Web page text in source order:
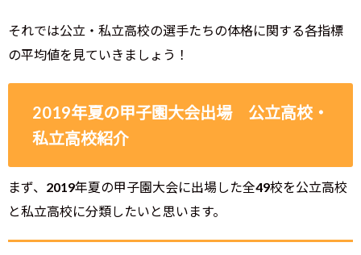
それでは公立・私立高校の選手たちの体格に関する各指標
の平均値を見ていきましょう！
2019年夏の甲子園大会出場 公立高校・
私立高校紹介
まず、2019年夏の甲子園大会に出場した全49校を公立高校
と私立高校に分類したいと思います。